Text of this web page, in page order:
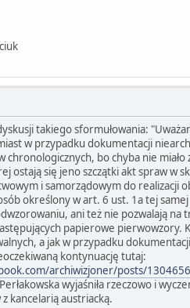
takiego sformułowania:
w przypadku dokumentacji
chronologicznych, bo chyba nie
ostają się jeno szczątki akt spraw w
i samorządowym do realizacji
określony w art. 6 ust. 1a tej
ani też nie pozwalają
papierowe pierwowzory.
a jak w przypadku
kontynuację tutaj:
archiwizjoner/posts/
wyjaśniła rzeczowo i
z kancelarią austriacką.